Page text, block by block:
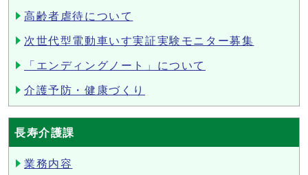
高齢者虐待について
次世代型電動車いす実証実験モニター募集
「エンディングノート」について
介護予防・健康づくり
長寿介護課
業務内容